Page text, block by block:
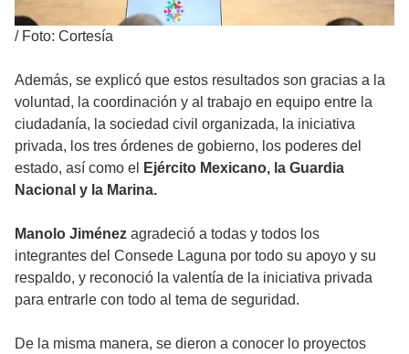
/ Foto: Cortesía
Además, se explicó que estos resultados son gracias a la
voluntad, la coordinación y al trabajo en equipo entre la
ciudadanía, la sociedad civil organizada, la iniciativa
privada, los tres órdenes de gobierno, los poderes del
estado, así como el
Ejército Mexicano, la Guardia
Nacional y la Marina.
Manolo Jiménez agradeció a todas y todos los
integrantes del Consede Laguna por todo su apoyo y su
respaldo, y reconoció la valentía de la iniciativa privada
para entrarle con todo al tema de seguridad.
De la misma manera, se dieron a conocer lo proyectos